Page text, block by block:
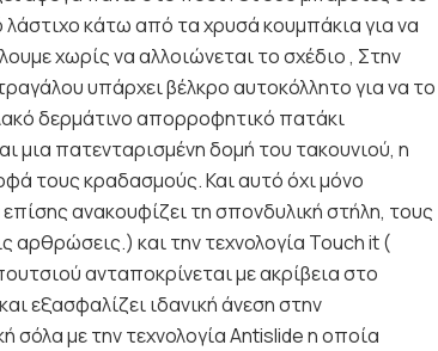
κάτω από τα χρυσά κουμπάκια για να
χωρίς να αλλοιώνεται το σχέδιο , Στην
υπάρχει βέλκρο αυτοκόλλητο για να το
δερμάτινο απορροφητικό πατάκι
μια πατενταρισμένη δομή του τακουνιού, η
τους κραδασμούς. Και αυτό όχι μόνο
ανακουφίζει τη σπονδυλική στήλη, τους
αρθρώσεις.) και την τεχνολογία Touch it (
ανταποκρίνεται με ακρίβεια στο
εξασφαλίζει ιδανική άνεση στην
σόλα με την τεχνολογία Antislide η οποία